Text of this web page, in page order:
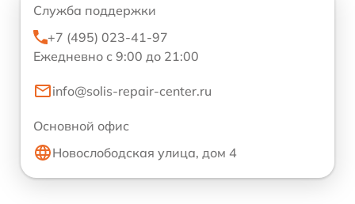
Служба поддержки
+7 (495) 023-41-97
Ежедневно с 9:00 до 21:00
info@solis-repair-center.ru
Основной офис
Новослободская улица, дом 4